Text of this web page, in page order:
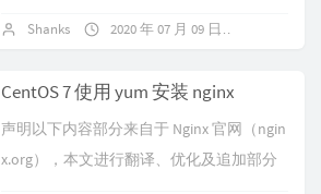
闭，而 W...
Shanks 2020 年 07 月 09 日
CentOS 7 使用 yum 安装 nginx
声明以下内容部分来自于 Nginx 官网（ngin
x.org），本文进行翻译、优化及追加部分